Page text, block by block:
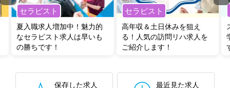
セラピスト
夏入職求人増加中！魅力的
なセラピスト求人は早いも
の勝ちです！
セラピスト
高年収＆土日休みを狙え
る！人気の訪問リハ求人を
ご紹介します！
保存した求人
最近見た求人